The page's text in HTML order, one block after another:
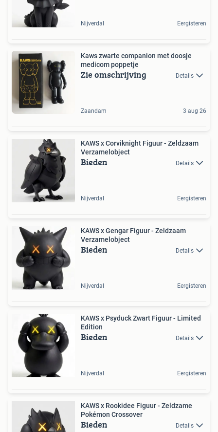
Nijverdal Eergisteren
Kaws zwarte companion met doosje
medicom poppetje
Zie omschrijving Details
Zaandam 3 aug 26
KAWS x Corviknight Figuur - Zeldzaam
Verzamelobject
Bieden Details
Nijverdal Eergisteren
KAWS x Gengar Figuur - Zeldzaam
Verzamelobject
Bieden Details
Nijverdal Eergisteren
KAWS x Psyduck Zwart Figuur - Limited
Edition
Bieden Details
Nijverdal Eergisteren
KAWS x Rookidee Figuur - Zeldzame
Pokémon Crossover
Bieden Details